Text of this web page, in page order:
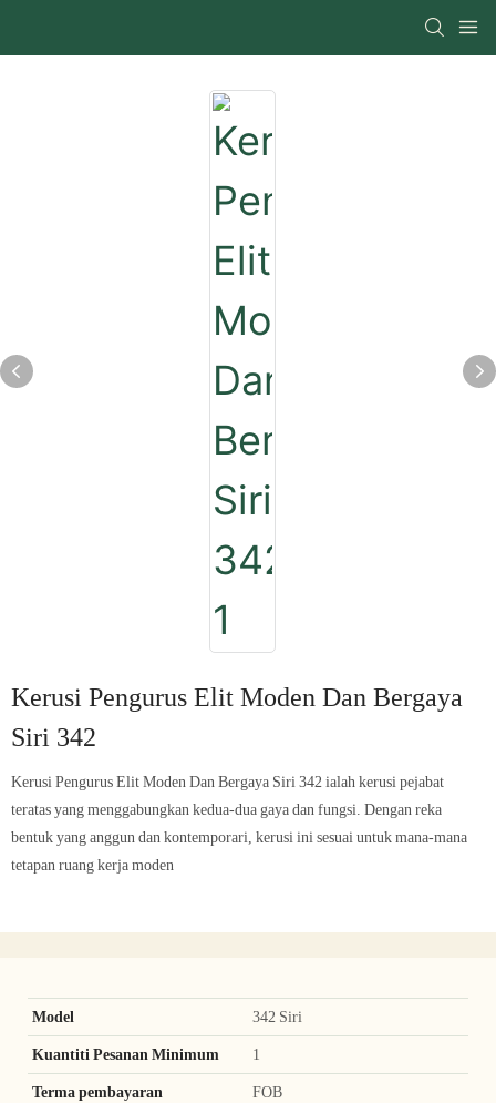
Kerusi Pengurus Elit Moden Dan Bergaya
Siri 342
Kerusi Pengurus Elit Moden Dan Bergaya Siri 342 ialah kerusi pejabat
teratas yang menggabungkan kedua-dua gaya dan fungsi. Dengan reka
bentuk yang anggun dan kontemporari, kerusi ini sesuai untuk mana-mana
tetapan ruang kerja moden
Model 342 Siri
Kuantiti Pesanan Minimum 1
Terma pembayaran FOB